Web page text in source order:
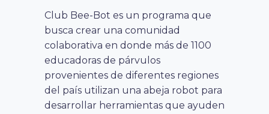
Club Bee-Bot es un programa que
busca crear una comunidad
colaborativa en donde más de 1100
educadoras de párvulos
provenientes de diferentes regiones
del país utilizan una abeja robot para
desarrollar herramientas que ayuden